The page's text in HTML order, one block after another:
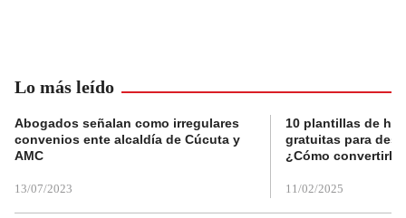
Lo más leído
Abogados señalan como irregulares
convenios ente alcaldía de Cúcuta y
AMC
13/07/2023
10 plantillas de
gratuitas para
¿Cómo convertirla
11/02/2025